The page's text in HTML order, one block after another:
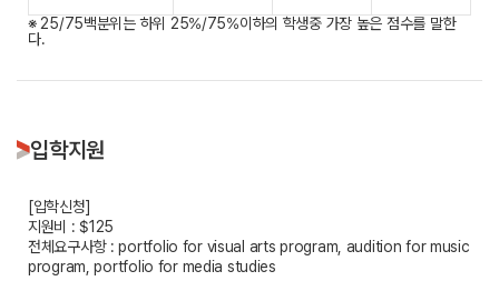
※ 25/75백분위는 하위 25%/75%이하의 학생중 가장 높은 점수를 말한
다.
입학지원
[입학신청]
지원비 : $125
전체요구사항 : portfolio for visual arts program, audition for music
program, portfolio for media studies